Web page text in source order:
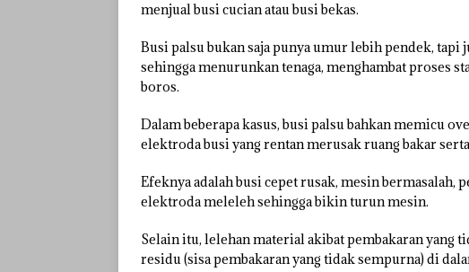
menjual busi cucian atau busi bekas.
Busi palsu bukan saja punya umur lebih pendek, tapi
sehingga menurunkan tenaga, menghambat proses
boros.
Dalam beberapa kasus, busi palsu bahkan memicu
elektroda busi yang rentan merusak ruang bakar
Efeknya adalah busi cepet rusak, mesin bermasalah,
elektroda meleleh sehingga bikin turun mesin.
Selain itu, lelehan material akibat pembakaran yang
residu (sisa pembakaran yang tidak sempurna) di